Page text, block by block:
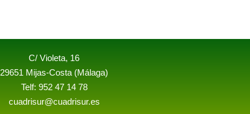
C/ Violeta, 16
29651 Mijas-Costa (Málaga)
Telf: 952 47 14 78
cuadrisur@cuadrisur.es